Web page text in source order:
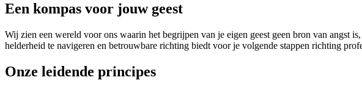
Een kompas voor jouw geest
Wij zien een wereld voor ons waarin het begrijpen van je eigen geest geen bron van angst
helderheid te navigeren en betrouwbare richting biedt voor je volgende stappen richting
Onze leidende principes